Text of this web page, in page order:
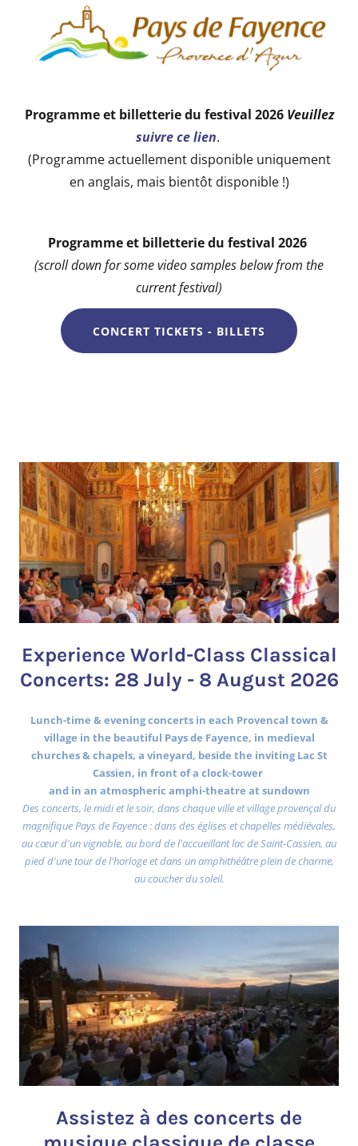
Programme et billetterie du festival 2026 Veuillez
suivre ce lien.
(Programme actuellement disponible uniquement
en anglais, mais bientôt disponible !)
Programme et billetterie du festival 2026
(scroll down for some video samples below from the
current festival)
CONCERT TICKETS - BILLETS
Experience World-Class Classical
Concerts: 28 July - 8 August 2026
Lunch-time & evening concerts in each Provencal town &
village in the beautiful Pays de Fayence, in medieval
churches & chapels, a vineyard, beside the inviting Lac St
Cassien, in front of a clock-tower
and in an atmospheric amphi-theatre at sundown
Des concerts, le midi et le soir, dans chaque ville et village provençal du
magnifique Pays de Fayence : dans des églises et chapelles médiévales,
au cœur d'un vignoble, au bord de l'accueillant lac de Saint-Cassien, au
pied d'une tour de l'horloge et dans un amphithéâtre plein de charme,
au coucher du soleil.
Assistez à des concerts de